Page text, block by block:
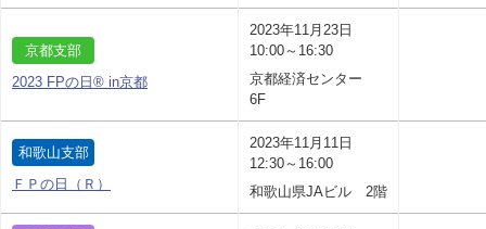
京都支部
2023 FPの日® in京都
2023年11月23日
10:00～16:30
京都経済センター
6F
和歌山支部
ＦＰの日（Ｒ）
2023年11月11日
12:30～16:00
和歌山県JAビル 2階